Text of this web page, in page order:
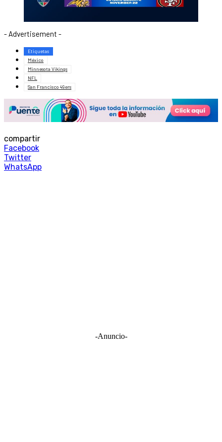
- Advertisement -
Etiquetas
México
Minnesota Vikings
NFL
San Francisco 49ers
compartir
Facebook
Twitter
WhatsApp
-Anuncio-